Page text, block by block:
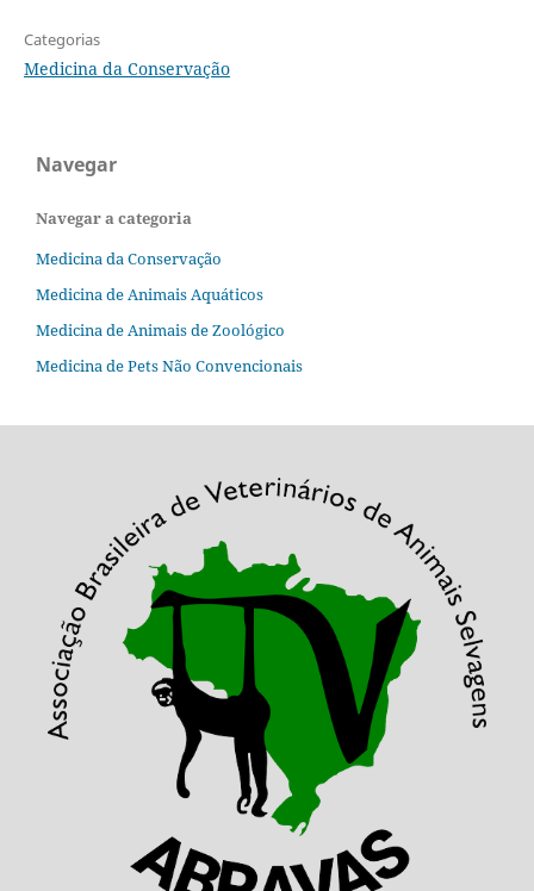
Categorias
Medicina da Conservação
Navegar
Navegar a categoria
Medicina da Conservação
Medicina de Animais Aquáticos
Medicina de Animais de Zoológico
Medicina de Pets Não Convencionais